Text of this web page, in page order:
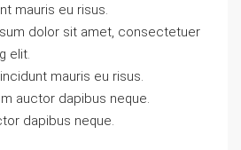
mauris eu risus.
dolor sit amet, consectetuer
elit.
mauris eu risus.
auctor dapibus neque.
dapibus neque.